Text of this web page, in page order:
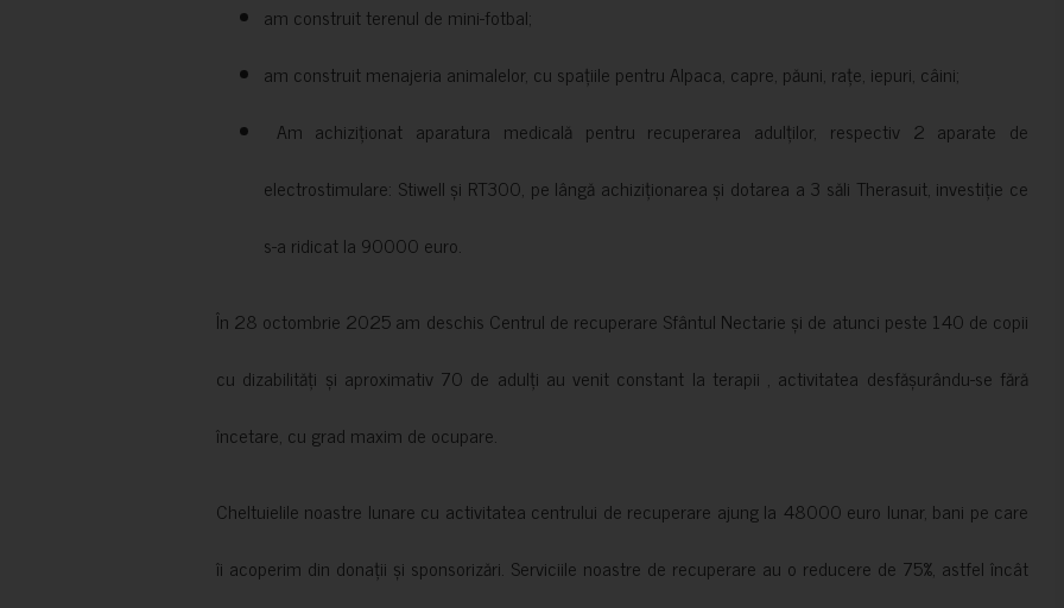
am construit terenul de mini-fotbal;
am construit menajeria animalelor, cu spațiile pentru Alpaca, capre, păuni, rațe, iepuri, câini;
Am achiziționat aparatura medicală pentru recuperarea adulților, respectiv 2 aparate de
electrostimulare: Stiwell și RT300, pe lângă achiziționarea și dotarea a 3 săli Therasuit, investiție ce
s-a ridicat la 90000 euro.
În 28 octombrie 2025 am deschis Centrul de recuperare Sfântul Nectarie și de atunci peste 140 de copii
cu dizabilități și aproximativ 70 de adulți au venit constant la terapii , activitatea desfășurându-se fără
încetare, cu grad maxim de ocupare.
Cheltuielile noastre lunare cu activitatea centrului de recuperare ajung la 48000 euro lunar, bani pe care
îi acoperim din donații și sponsorizări. Serviciile noastre de recuperare au o reducere de 75%, astfel încât